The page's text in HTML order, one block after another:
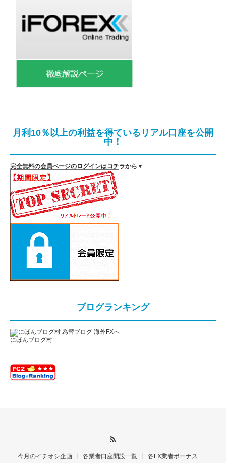
月利10％以上の利益を得ているリアル口座を公開
中！
完全無料の会員ページのログインはコチラから▼
ブログランキング
にほんブログ村
今月のイチオシ企画 各業者口座開設一覧
各FX業者ボーナス